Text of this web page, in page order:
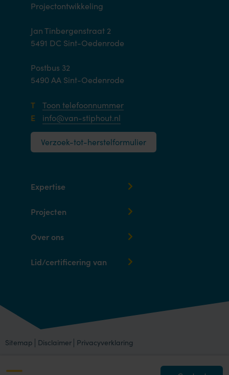
Projectontwikkeling
Jan Tinbergenstraat 2
5491 DC Sint-Oedenrode
Postbus 32
5490 AA Sint-Oedenrode
T Toon telefoonnummer
E info@van-stiphout.nl
Verzoek-tot-herstelformulier
Expertise
Projecten
Over ons
Lid/certificering van
Sitemap Disclaimer Privacyverklaring